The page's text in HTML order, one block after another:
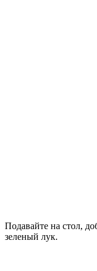
Подавайте на стол,
зеленый лук.